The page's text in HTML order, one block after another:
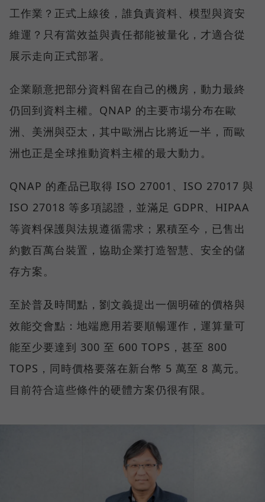
工作業？正式上線後，誰負責資料、模型與資安
維運？只有當效益與責任都能被量化，才適合從
展示走向正式部署。
企業願意把部分資料留在自己的機房，動力最終
仍回到資料主權。QNAP 的主要市場分布在歐
洲、美洲與亞太，其中歐洲占比將近一半，而歐
洲也正是全球推動資料主權的最大動力。
QNAP 的產品已取得 ISO 27001、ISO 27017 與
ISO 27018 等多項認證，並滿足 GDPR、HIPAA
等資料保護與法規遵循需求；累積至今，已售出
約數百萬台裝置，協助企業打造智慧、安全的儲
存方案。
至於普及時間點，劉文義提出一個明確的價格與
效能交會點：地端應用若要順暢運作，運算量可
能至少要達到 300 至 600 TOPS，甚至 800
TOPS，同時價格要落在新台幣 5 萬至 8 萬元。
目前符合這些條件的硬體方案仍很有限。